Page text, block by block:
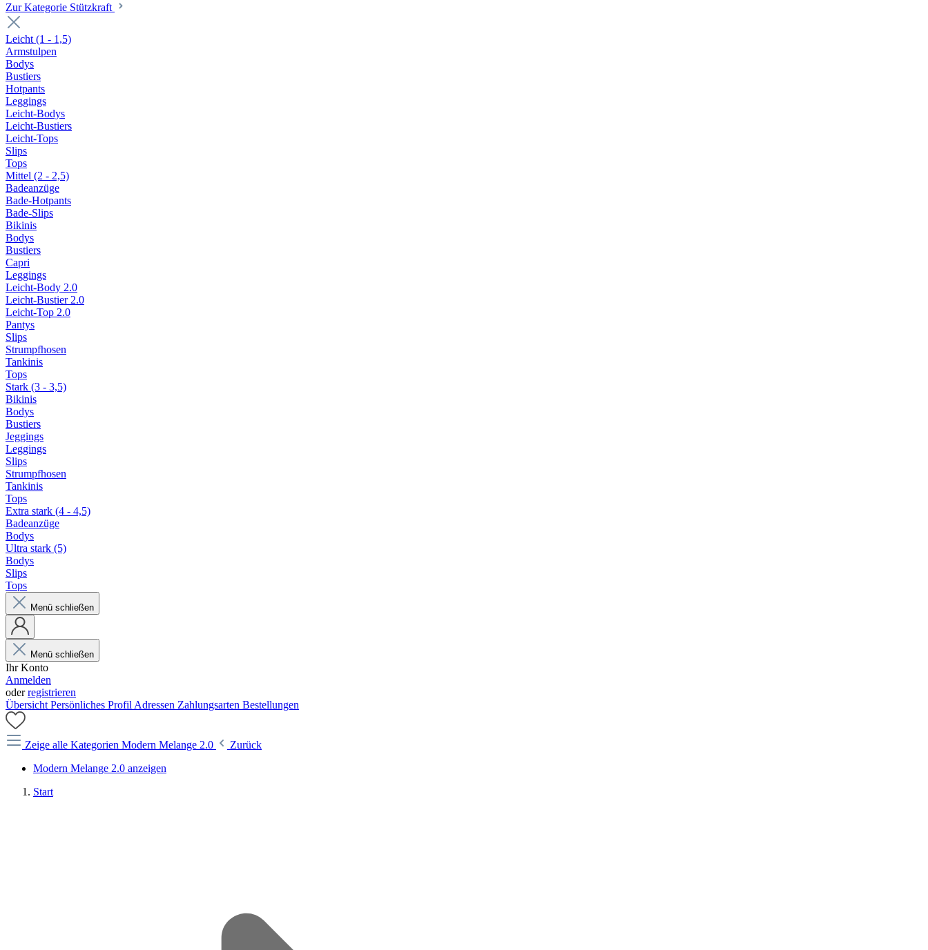
Zur Kategorie Stützkraft
Leicht (1 - 1,5)
Armstulpen
Bodys
Bustiers
Hotpants
Leggings
Leicht-Bodys
Leicht-Bustiers
Leicht-Tops
Slips
Tops
Mittel (2 - 2,5)
Badeanzüge
Bade-Hotpants
Bade-Slips
Bikinis
Bodys
Bustiers
Capri
Leggings
Leicht-Body 2.0
Leicht-Bustier 2.0
Leicht-Top 2.0
Pantys
Slips
Strumpfhosen
Tankinis
Tops
Stark (3 - 3,5)
Bikinis
Bodys
Bustiers
Jeggings
Leggings
Slips
Strumpfhosen
Tankinis
Tops
Extra stark (4 - 4,5)
Badeanzüge
Bodys
Ultra stark (5)
Bodys
Slips
Tops
Menü schließen
Menü schließen
Ihr Konto
Anmelden
oderregistrieren
Übersicht Persönliches Profil Adressen Zahlungsarten Bestellungen
Zeige alle Kategorien Modern Melange 2.0
Zurück
Modern Melange 2.0 anzeigen
Start